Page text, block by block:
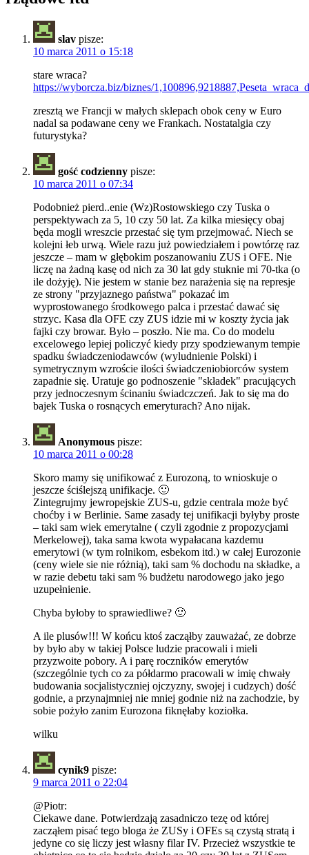
slav pisze:
10 marca 2011 o 15:18
stare wraca?
https://wyborcza.biz/biznes/
zresztą we Francji w małych sklepach obok ceny w Euro
nadal sa podawane ceny we Frankach. Nostatalgia czy
futurystyka?
gość codzienny pisze:
10 marca 2011 o 07:34
Podobnież pierd..enie (Wz)Rostowskiego czy Tuska o
perspektywach za 5, 10 czy 50 lat. Za kilka miesięcy obaj
będa mogli wreszcie przestać się tym przejmować. Niech se
kolejni łeb urwą. Wiele razu już powiedziałem i powtórzę raz
jeszcze – mam w głębokim poszanowaniu ZUS i OFE. Nie
liczę na żadną kasę od nich za 30 lat gdy stuknie mi 70-tka (o
ile dożyję). Nie jestem w stanie bez narażenia się na represje
ze strony "przyjaznego państwa" pokazać im
wyprostowanego środkowego palca i przestać dawać się
strzyc. Kasa dla OFE czy ZUS idzie mi w koszty życia jak
fajki czy browar. Było – poszło. Nie ma. Co do modelu
excelowego lepiej policzyć kiedy przy spodziewanym tempie
spadku świadczeniodawców (wyludnienie Polski) i
symetrycznym wzroście ilości świadczeniobiorców system
zapadnie się. Uratuje go podnoszenie "składek" pracujących
przy jednoczesnym ścinaniu świadczczeń. Jak to się ma do
bajek Tuska o rosnących emeryturach? Ano nijak.
Anonymous pisze:
10 marca 2011 o 00:28
Skoro mamy się unifikować z Eurozoną, to wnioskuje o
jeszcze ściślejszą unifikacje. 🙂
Zintegrujmy jewropejskie ZUS-u, gdzie centrala może być
choćby i w Berlinie. Same zasady tej unifikacji byłyby proste
– taki sam wiek emerytalne ( czyli zgodnie z propozycjami
Merkelowej), taka sama kwota wypałacana kazdemu
emerytowi (w tym rolnikom, esbekom itd.) w całej Eurozonie
(ceny wiele sie nie różnią), taki sam % dochodu na składke, a
w razie debetu taki sam % budżetu narodowego jako jego
uzupełnienie.
Chyba byłoby to sprawiedliwe? 🙂
A ile plusów!!! W końcu ktoś zacząłby zauważać, ze dobrze
by było aby w takiej Polsce ludzie pracowali i mieli
przyzwoite pobory. A i parę roczników emerytów
(szczególnie tych co za półdarmo pracowali w imię chwały
budowania socjalistyczniej ojczyzny, swojej i cudzych) dość
godnie, a przynajmniej nie mniej godnie niż na zachodzie, by
sobie pożyło zanim Eurozona fiknęłaby koziołka.
wilku
cynik9 pisze:
9 marca 2011 o 22:04
@Piotr:
Ciekawe dane. Potwierdzają zasadniczo tezę od której
zacząłem pisać tego bloga że ZUSy i OFEs są czystą stratą i
jedyne co się liczy jest własny filar IV. Przecież wszystkie te